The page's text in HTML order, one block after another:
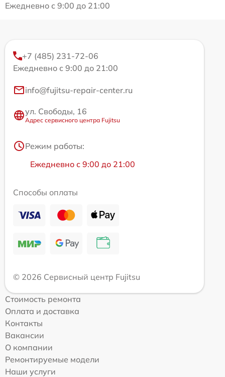
Ежедневно с 9:00 до 21:00
+7 (485) 231-72-06
Ежедневно с 9:00 до 21:00
info@fujitsu-repair-center.ru
ул. Свободы, 16
Адрес сервисного центра Fujitsu
Режим работы:
Ежедневно с 9:00 до 21:00
Способы оплаты
© 2026 Сервисный центр Fujitsu
Стоимость ремонта
Оплата и доставка
Контакты
Вакансии
О компании
Ремонтируемые модели
Наши услуги